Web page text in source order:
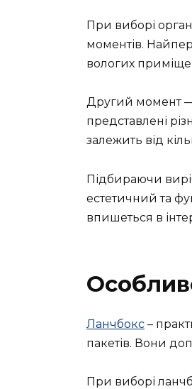
При виборі
моментів.
вологих
Другий момент —
представлені
залежить від
Підбираючи
естетичний та
впишеться в
Ланчбокс –
пакетів. Вони
При виборі